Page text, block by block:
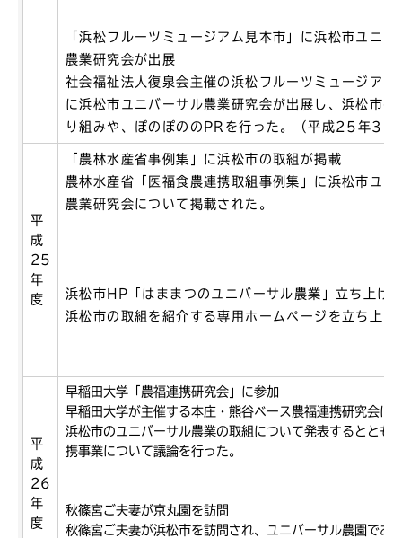
「浜松フルーツミュージアム見本市」に浜松市ユニバ
農業研究会が出展
社会福祉法人復泉会主催の浜松フルーツミュージアム
に浜松市ユニバーサル農業研究会が出展し、浜松市
り組みや、ぽのぽののPRを行った。（平成25年3月
平
成
25
年
度
「農林水産省事例集」に浜松市の取組が掲載
農林水産省「医福食農連携取組事例集」に浜松市ユニ
農業研究会について掲載された。
浜松市HP「はままつのユニバーサル農業」立ち上げ
浜松市の取組を紹介する専用ホームページを立ち上げ
平
成
26
年
度
早稲田大学「農福連携研究会」に参加
早稲田大学が主催する本庄・熊谷ベース農福連携研究会に
浜松市のユニバーサル農業の取組について発表するととも
携事業について議論を行った。
秋篠宮ご夫妻が京丸園を訪問
秋篠宮ご夫妻が浜松市を訪問され、ユニバーサル農園であ